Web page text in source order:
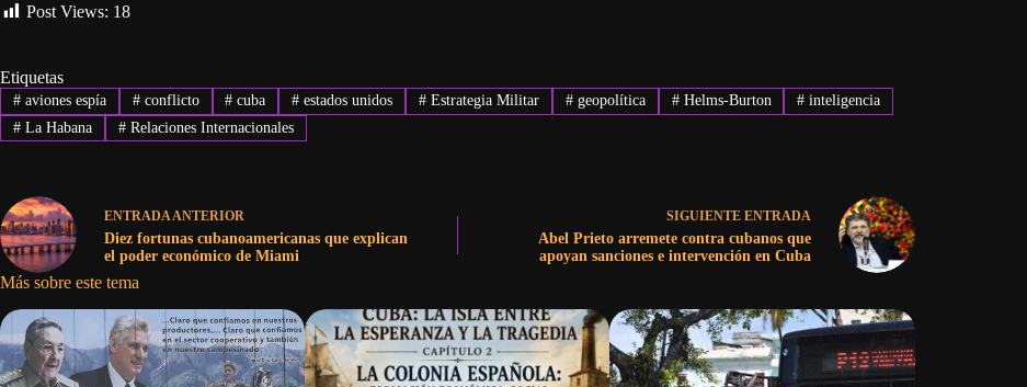
Post Views: 18
Etiquetas
#aviones espía #conflicto # cuba # estados unidos # Estrategia Militar #geopolítica #Helms-Burton # inteligencia
#La Habana #Relaciones Internacionales
ENTRADA ANTERIOR
Diez fortunas cubanoamericanas que explican
el poder económico de Miami
SIGUIENTE ENTRADA
Abel Prieto arremete contra cubanos que
apoyan sanciones e intervención en Cuba
Más sobre este tema